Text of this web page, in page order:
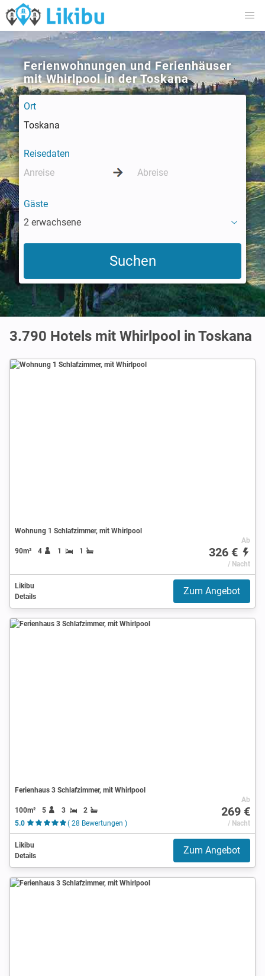
Ferienwohnungen und Ferienhäuser
mit Whirlpool in der Toskana
Ort
Reisedaten
Gäste
2 erwachsene
3.790 Hotels mit Whirlpool in Toskana
Wohnung 1 Schlafzimmer, mit Whirlpool
90m² 4 1 1
Ab
326 €
/ Nacht
Likibu
Details
Zum Angebot
Ferienhaus 3 Schlafzimmer, mit Whirlpool
100m² 5 3
2
5.0
( 28 Bewertungen )
Ab
269 €
/ Nacht
Likibu
Details
Zum Angebot